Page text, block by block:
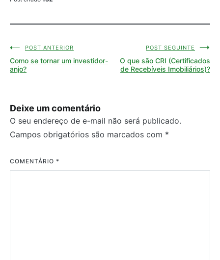
Navegação
de
POST ANTERIOR
Como se tornar um investidor-
anjo?
POST SEGUINTE
O que são CRI (Certificados
de Recebíveis Imobiliários)?
Deixe um comentário
O seu endereço de e-mail não será publicado.
Campos obrigatórios são marcados com *
COMENTÁRIO *